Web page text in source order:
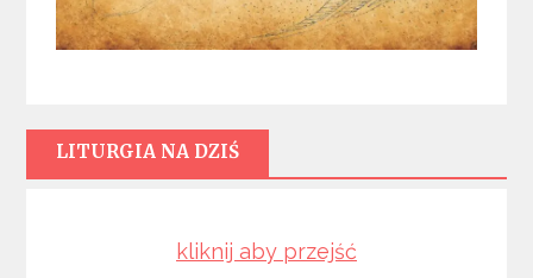
LITURGIA NA DZIŚ
kliknij aby przejść